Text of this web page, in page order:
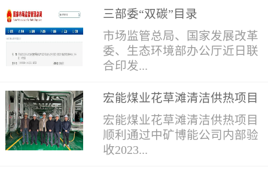
具有重要意义。为深入贯彻落
实党中央、国务院决策部署，
推进煤炭与新能源深度融合，
加快构建新型能源体系，提出
以下意见。01-总体要求以习
思想为指导，深入贯彻党的二
十大和二十届历次全会精神，
完整准确全面贯彻新发展理
念，深入践行能源安全新战
略，以绿色低碳为方向，以科
程开工仪式隆重举行，标志着
该项目正式启动。魏墙煤业公
司总经理王建刚、张迎春、李
军胜、李志强、魏涛涛等领
技有限公司总经理刘戈、李振
山、赵廷江等齐聚黄蒿峁风井
现场，共同出席仪式，一同见
证这一低碳环保、节能减排重
点工程的启航。仪式上，北京
会由中国煤炭工业协会主办、
中国煤炭加工利用协会承办，
以“绿色低碳·引领未来”为主
际性，全面展示煤炭清洁高效
利用领域取得的突出成就和最
新成果。展会期间，举办煤炭
清洁高效利用院士专家论坛、
三部委“双碳”目录
市场监管总局、国家发展改革
委、生态环境部办公厅近日联
合印发...
录（2024版）》（以下简称
《指导目录》），这是我国在
推进碳达峰、碳中和目标进程
宏能煤业花草滩清洁供热项目
顺利通过内部验收
宏能煤业花草滩清洁供热项目
顺利通过中矿博能公司内部验
收2023...